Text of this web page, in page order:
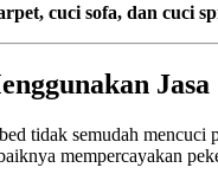
cuci sofa, dan cuci
tidak semudah
mempercayakan